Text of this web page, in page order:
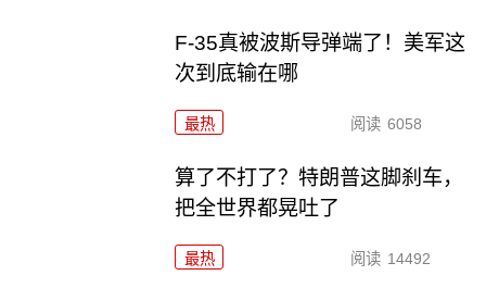
F-35真被波斯导弹端了！美军这
次到底输在哪
最热 阅读 6058
算了不打了？特朗普这脚刹车，
把全世界都晃吐了
最热 阅读 14492